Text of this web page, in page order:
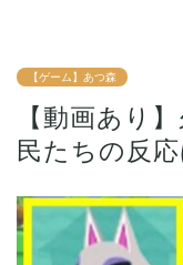
【ゲーム】あつ森
【動画あり
民たちの反応